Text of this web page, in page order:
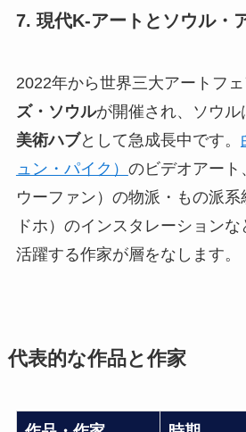
7. 現代K-アートとソウル・
2022年から世界三大アートフ
ズ・ソウルが開催され、ソウル
美術ハブとして急成長中です。
ュン・パイク） のビデオアート
ウーファン）の物派・もの派系
ドホ）のインスタレーション
活躍する作家が層をなします。
代表的な作品と作家